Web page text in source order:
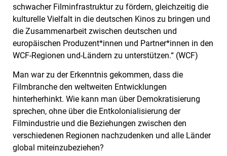
schwacher Filminfrastruktur zu fördern, gleichzeitig die
kulturelle Vielfalt in die deutschen Kinos zu bringen und
die Zusammenarbeit zwischen deutschen und
europäischen Produzent*innen und Partner*innen in den
WCF-Regionen und-Ländern zu unterstützen.“ (WCF)
Man war zu der Erkenntnis gekommen, dass die
Filmbranche den weltweiten Entwicklungen
hinterherhinkt. Wie kann man über Demokratisierung
sprechen, ohne über die Entkolonialisierung der
Filmindustrie und die Beziehungen zwischen den
verschiedenen Regionen nachzudenken und alle Länder
global miteinzubeziehen?